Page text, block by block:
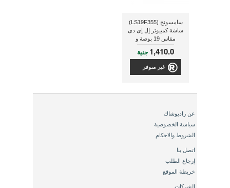
سامسونج (LS19F355)
شاشة كمبيوتر إل إى دى
مقاس 19 بوصة و
الشاشة بتقنية PLS
1,410.0 جنية
غير متوفر
عن راديوشاك
سياسة الخصوصية
الشروط والاحكام
اتصل بنا
إرجاع الطلب
خريطة الموقع
الشركات